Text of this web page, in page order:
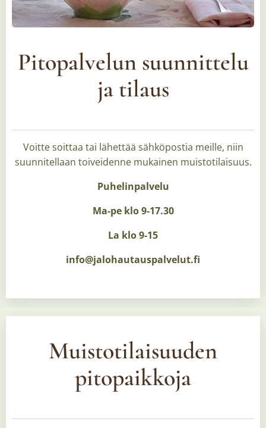
Pitopalvelun suunnittelu
ja tilaus
Voitte soittaa tai lähettää sähköpostia meille, niin
suunnitellaan toiveidenne mukainen muistotilaisuus.
Puhelinpalvelu
Ma-pe klo 9-17.30
La klo 9-15
info@jalohautauspalvelut.fi
Muistotilaisuuden
pitopaikkoja